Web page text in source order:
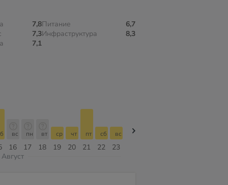
7,8
7,3
7,1
Питание
6,7
Инфраструктура
8,3
16
вс
17
пн
18
вт
19
ср
20
чт
21
пт
22
сб
23
вс
Август